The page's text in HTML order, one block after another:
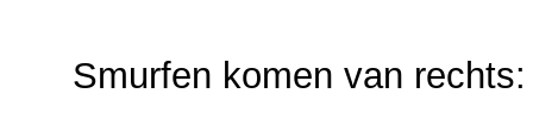
Smurfen komen van rechts: